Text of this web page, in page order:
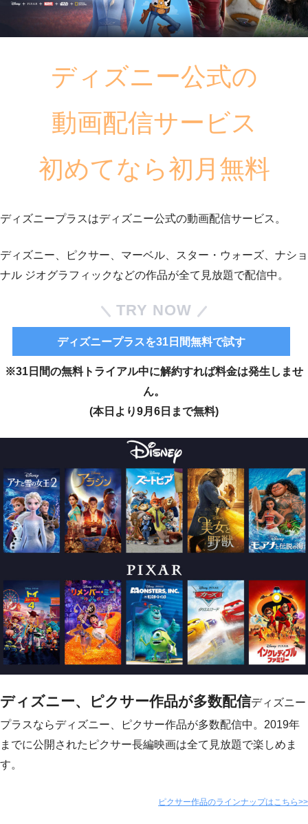
ディズニー公式の
動画配信サービス
初めてなら初月無料
ディズニープラスはディズニー公式の動画配信サービス。
ディズニー、ピクサー、マーベル、スター・ウォーズ、ナショ
ナル ジオグラフィックなどの作品が全て見放題で配信中。
TRY NOW
ディズニープラスを31日間無料で試す
※31日間の無料トライアル中に解約すれば料金は発生しませ
ん。
(本日より9月6日まで無料)
ディズニー、ピクサー作品が多数配信ディズニー
プラスならディズニー、ピクサー作品が多数配信中。2019年
までに公開されたピクサー長編映画は全て見放題で楽しめま
す。
ピクサー作品のラインナップはこちら>>